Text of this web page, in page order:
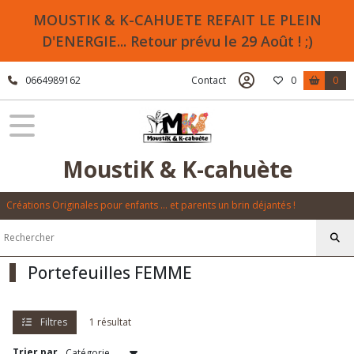
MOUSTIK & K-CAHUETE REFAIT LE PLEIN
D'ENERGIE... Retour prévu le 29 Août ! ;)
0664989162 Contact 0 0
MoustiK & K-cahuète
Créations Originales pour enfants ... et parents un brin déjantés !
Portefeuilles FEMME
Filtres 1 résultat
Fermer
FILTRES
Tous
les
produits
CHAMBRE
AIR
Sacs
HOMME
(6)